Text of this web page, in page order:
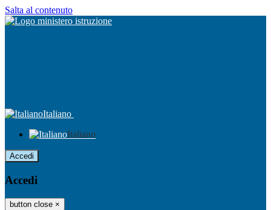
Salta al contenuto
Italiano
Italiano
Accedi
Accedi
button close ×